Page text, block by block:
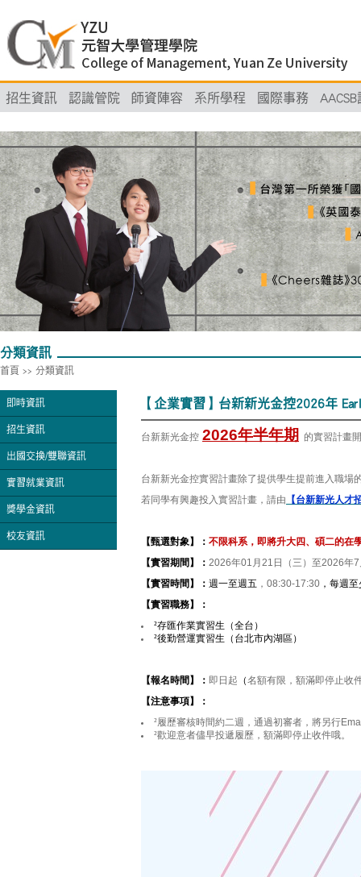
招生資訊 認識管院 師資陣容 系所學程 國際事務
分類資訊
首頁 >> 分類資訊
即時資訊
招生資訊
出國交換/雙聯資訊
實習就業資訊
獎學金資訊
校友資訊
【企業實習】台新新光金控2026年
台新新光金控 2026年半年期 的實習計畫
台新新光金控實習計畫除了提供學生提前進入職
若同學有興趣投入實習計畫，請由 【台新新光人才
【甄選對象】： 不限科系，即將升大四、碩二的在
【實習期間】： 2026年01月21日（三）至2026年
【實習時間】： 週一至週五 ，08:30-17:30 ，每週
【實習職務】：
²存匯作業實習生（全台）
²後勤營運實習生（台北市內湖區）
【報名時間】： 即日起 （名額有限，額滿即停止收
【注意事項】：
²履歷審核時間約二週，通過初審者，將另行
²歡迎意者儘早投遞履歷，額滿即停止收件哦。